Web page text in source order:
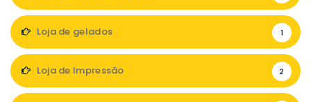
Loja de gelados 1
Loja de Impressão 2